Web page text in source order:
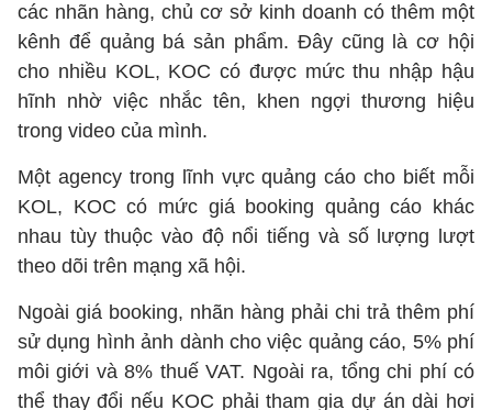
các nhãn hàng, chủ cơ sở kinh doanh có thêm một
kênh để quảng bá sản phẩm. Đây cũng là cơ hội
cho nhiều KOL, KOC có được mức thu nhập hậu
hĩnh nhờ việc nhắc tên, khen ngợi thương hiệu
trong video của mình.
Một agency trong lĩnh vực quảng cáo cho biết mỗi
KOL, KOC có mức giá booking quảng cáo khác
nhau tùy thuộc vào độ nổi tiếng và số lượng lượt
theo dõi trên mạng xã hội.
Ngoài giá booking, nhãn hàng phải chi trả thêm phí
sử dụng hình ảnh dành cho việc quảng cáo, 5% phí
môi giới và 8% thuế VAT. Ngoài ra, tổng chi phí có
thể thay đổi nếu KOC phải tham gia dự án dài hơi